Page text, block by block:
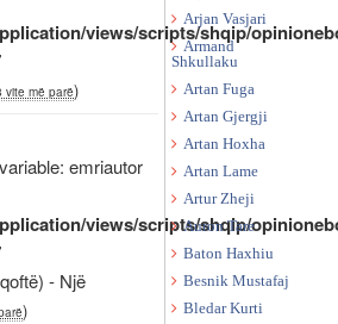
views/scripts/shqip/
vite më parë)
emriautor
views/scripts/shqip/
- Një
)
Arjan Vasjari
Armand
Shkullaku
Artan Fuga
Artan Gjergji
Artan Hoxha
Artan Lame
Artur Zheji
Auron Tare
Baton Haxhiu
Besnik Mustafaj
Bledar Kurti